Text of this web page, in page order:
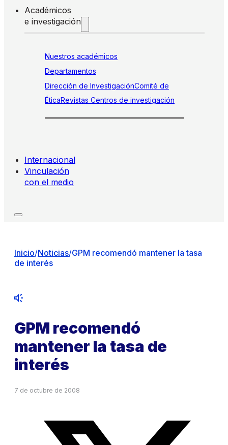
Académicos
e investigación
Nuestros académicos
Departamentos
Dirección de InvestigaciónComité de
ÉticaRevistas Centros de investigación
Internacional
Vinculación
con el medio
Inicio/Noticias/GPM recomendó mantener la tasa
de interés
GPM recomendó
mantener la tasa de
interés
7 de octubre de 2008